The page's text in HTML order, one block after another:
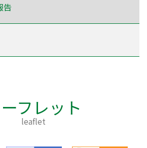
告
フレット
leaflet